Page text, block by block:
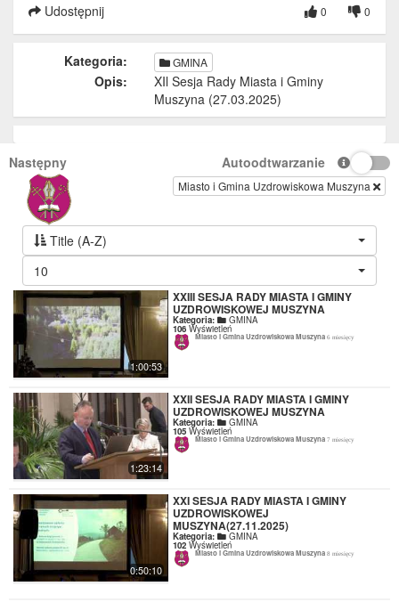
Udostępnij 0
0
Kategoria: GMINA
Opis:
XIl Sesja Rady Miasta i Gminy
Muszyna (27.03.2025)
Następny Autoodtwarzanie
Miasto i Gmina Uzdrowiskowa Muszyna
Title (A-Z)
10
1:00:53
XXIII SESJA RADY MIASTA I GMINY
UZDROWISKOWEJ MUSZYNA
Kategoria: GMINA
106 Wyświetleń
Miasto i Gmina Uzdrowiskowa Muszyna6 miesięcy
1:23:14
XXII SESJA RADY MIASTA I GMINY
UZDROWISKOWEJ MUSZYNA
Kategoria: GMINA
105 Wyświetleń
Miasto i Gmina Uzdrowiskowa Muszyna7 miesięcy
0:50:10
XXI SESJA RADY MIASTA I GMINY
UZDROWISKOWEJ
MUSZYNA(27.11.2025)
Kategoria: GMINA
102 Wyświetleń
Miasto i Gmina Uzdrowiskowa Muszyna8 miesięcy